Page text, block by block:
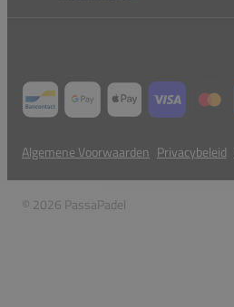
Algemene Voorwaarden Privacybeleid
© 2026 PassaPadel